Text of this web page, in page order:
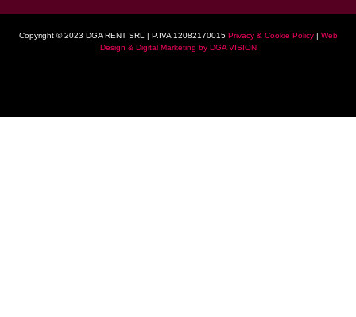
Copyright © 2023 DGA RENT SRL | P.IVA 12082170015 Privacy & Cookie Policy| Web
Design & Digital Marketing by DGA VISION